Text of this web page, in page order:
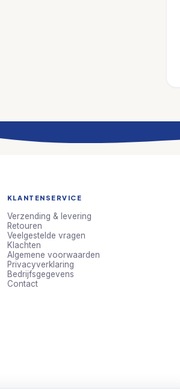
KLANTENSERVICE
Verzending & levering
Retouren
Veelgestelde vragen
Klachten
Algemene voorwaarden
Privacyverklaring
Bedrijfsgegevens
Contact